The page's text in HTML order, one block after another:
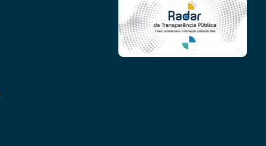
Conheça as demais linhas de crédito da